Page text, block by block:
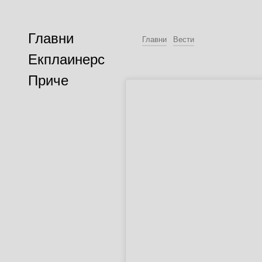
Главни
Екплаинерс
Приче
Главни Вести